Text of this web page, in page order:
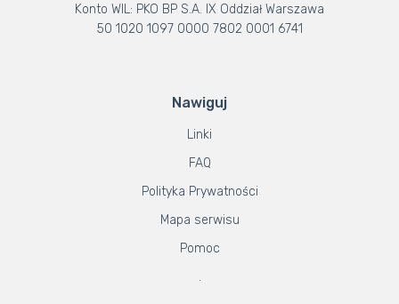
Konto WIL: PKO BP S.A. IX Oddział Warszawa
50 1020 1097 0000 7802 0001 6741
Nawiguj
Linki
FAQ
Polityka Prywatności
Mapa serwisu
Pomoc
.